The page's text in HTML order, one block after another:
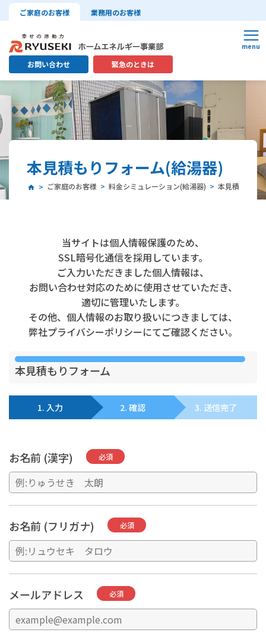
ご家庭のお客様 業務用のお客様
お問い合わせ 緊急のときは
本見積もりフォーム(給湯器)
ご家庭のお客様 料金シミュレーション(給湯器) 本見積もりフ
当サイトは個人情報保護のため、
SSL暗号化通信を採用しています。
ご入力いただきました個人情報は、
お問い合わせ対応のために使用させていただき、
適切に管理いたします。
その他、個人情報のお取り扱いにつきましては、
弊社プライバシーポリシーにてご確認ください。
本見積もりフォーム
1. 入力 2. 確認 3. 送信完了
お名前 (漢字) 必須
お名前 (フリガナ) 必須
メールアドレス 必須